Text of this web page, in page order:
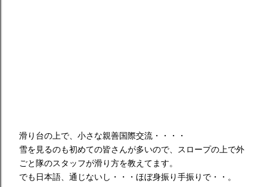
滑り台の上で、小さな親善国際交流・・・・
雪を見るのも初めての皆さんが多いので、スロープの上で外
ごと隊のスタッフが滑り方を教えてます。
でも日本語、通じないし・・・ほぼ身振り手振りで・・。